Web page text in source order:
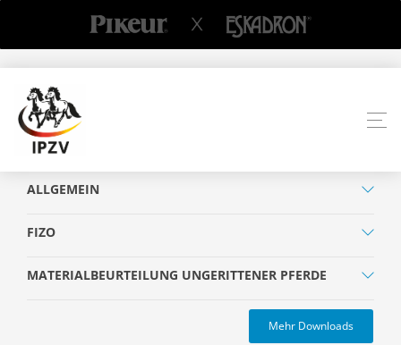
ALLGEMEIN
FIZO
MATERIALBEURTEILUNG UNGERITTENER PFERDE
Mehr Downloads